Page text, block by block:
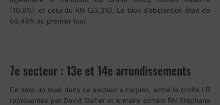
(10,9%), et celui du RN (23,3%). Le taux d’abstention était de
69,49% au premier tour.
7e secteur : 13e et 14e arrondissements
Ce sera un duel dans ce secteur à risques, entre la droite LR
représentée par David Galtier et le maire sortant RN Stéphane